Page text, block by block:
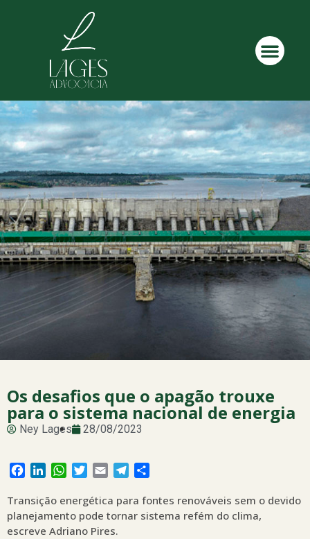
Os desafios que o apagão trouxe
para o sistema nacional de energia
Ney Lages 28/08/2023
Facebook
LinkedInWhatsApp
Twitter
Email Telegram
Transição energética para fontes renováveis sem o devido
planejamento pode tornar sistema refém do clima,
escreve Adriano Pires.